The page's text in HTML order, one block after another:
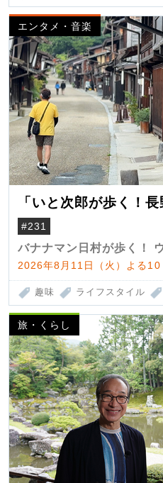
エンタメ・音楽
「いと次郎が歩く！
#231
バナナマン日村が歩く！
2026年8月11日（火）よる
趣味 ライフスタイル
旅・くらし